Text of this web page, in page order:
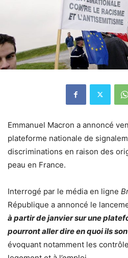
Emmanuel Macron a annoncé
plateforme nationale de
discriminations en raison des
peau en France.
Interrogé par le média en ligne
République a annoncé le
à partir de janvier sur une
pourront aller dire en quoi ils
évoquant notamment les